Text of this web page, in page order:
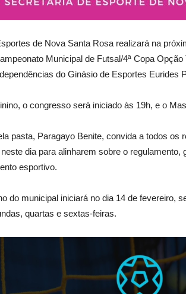
de Nova Santa Rosa realizará na
Municipal de Futsal/4ª Copa
do Ginásio de Esportes Eurides
o congresso será iniciado às 19h, e o
pasta, Paragayo Benite, convida a todos os
dia para alinharem sobre o regulamento,
esportivo.
do municipal iniciará no dia 14 de fevereiro,
quartas e sextas-feiras.